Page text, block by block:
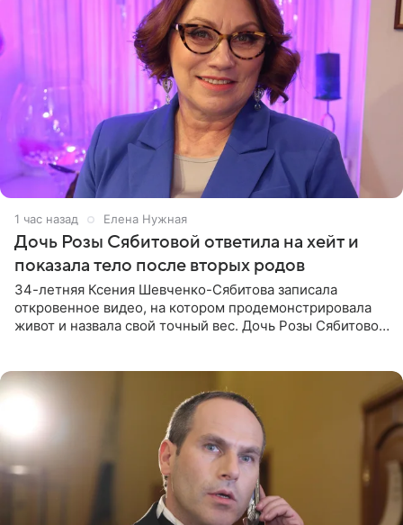
1 час назад Елена Нужная
Дочь Розы Сябитовой ответила на хейт и
показала тело после вторых родов
34-летняя Ксения Шевченко-Сябитова записала
откровенное видео, на котором продемонстрировала
живот и назвала свой точный вес. Дочь Розы Сябитовой